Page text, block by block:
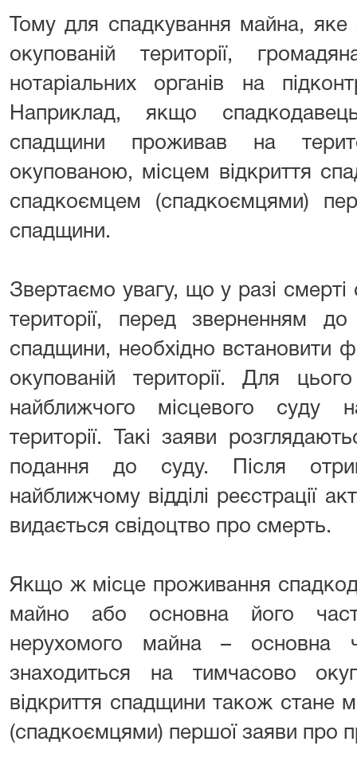
Тому для спадкування майна,
окупованій території,
нотаріальних органів на
Наприклад, якщо
спадщини проживав на
окупованою, місцем відкриття
спадкоємцем (спадкоємцями)
спадщини.
Звертаємо увагу, що у разі смерті
території, перед зверненням
спадщини, необхідно встановити
окупованій території. Для
найближчого місцевого суду
території. Такі заяви
подання до суду. Після
найближчому відділі реєстрації
видається свідоцтво про смерть.
Якщо ж місце проживання
майно або основна його
нерухомого майна – основна
знаходиться на тимчасово
відкриття спадщини також стане
(спадкоємцями) першої заяви про